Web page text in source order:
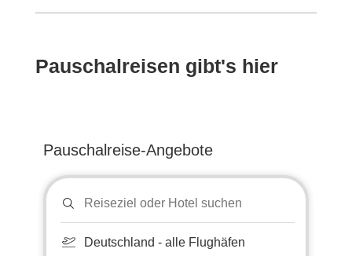
Pauschalreisen gibt's hier